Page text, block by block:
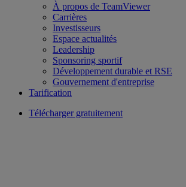
À propos de TeamViewer
Carrières
Investisseurs
Espace actualités
Leadership
Sponsoring sportif
Développement durable et RSE
Gouvernement d'entreprise
Tarification
Télécharger gratuitement